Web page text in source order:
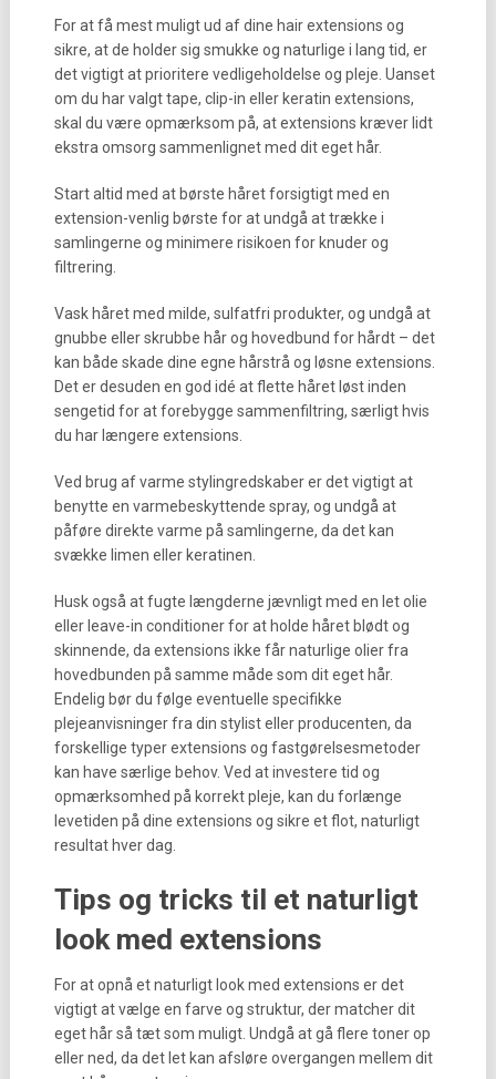
For at få mest muligt ud af dine hair extensions og
sikre, at de holder sig smukke og naturlige i lang tid, er
det vigtigt at prioritere vedligeholdelse og pleje. Uanset
om du har valgt tape, clip-in eller keratin extensions,
skal du være opmærksom på, at extensions kræver lidt
ekstra omsorg sammenlignet med dit eget hår.
Start altid med at børste håret forsigtigt med en
extension-venlig børste for at undgå at trække i
samlingerne og minimere risikoen for knuder og
filtrering.
Vask håret med milde, sulfatfri produkter, og undgå at
gnubbe eller skrubbe hår og hovedbund for hårdt – det
kan både skade dine egne hårstrå og løsne extensions.
Det er desuden en god idé at flette håret løst inden
sengetid for at forebygge sammenfiltring, særligt hvis
du har længere extensions.
Ved brug af varme stylingredskaber er det vigtigt at
benytte en varmebeskyttende spray, og undgå at
påføre direkte varme på samlingerne, da det kan
svække limen eller keratinen.
Husk også at fugte længderne jævnligt med en let olie
eller leave-in conditioner for at holde håret blødt og
skinnende, da extensions ikke får naturlige olier fra
hovedbunden på samme måde som dit eget hår.
Endelig bør du følge eventuelle specifikke
plejeanvisninger fra din stylist eller producenten, da
forskellige typer extensions og fastgørelsesmetoder
kan have særlige behov. Ved at investere tid og
opmærksomhed på korrekt pleje, kan du forlænge
levetiden på dine extensions og sikre et flot, naturligt
resultat hver dag.
Tips og tricks til et naturligt
look med extensions
For at opnå et naturligt look med extensions er det
vigtigt at vælge en farve og struktur, der matcher dit
eget hår så tæt som muligt. Undgå at gå flere toner op
eller ned, da det let kan afsløre overgangen mellem dit